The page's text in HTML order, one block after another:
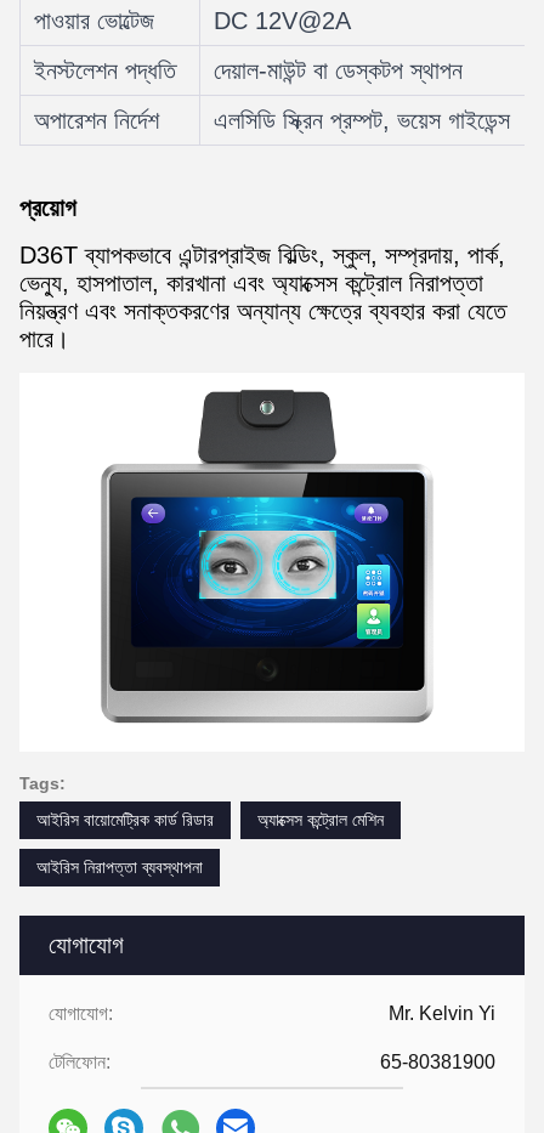
যোগাযোগ
যোগাযোগ: Mr. Kelvin Yi
টেলিফোন: 65-80381900
পাওয়ার ভোল্টেজ
DC 12V@2A
ইনস্টলেশন পদ্ধতি
দেয়াল-মাউন্ট বা ডেস্কটপ স্থাপন
অপারেশন নির্দেশ
এলসিডি স্ক্রিন প্রম্পট, ভয়েস গাইডেন্স
প্রয়োগ
D36T ব্যাপকভাবে এন্টারপ্রাইজ বিল্ডিং, স্কুল, সম্প্রদায়, পার্ক,
ভেন্যু, হাসপাতাল, কারখানা এবং অ্যাক্সেস কন্ট্রোল নিরাপত্তা
নিয়ন্ত্রণ এবং সনাক্তকরণের অন্যান্য ক্ষেত্রে ব্যবহার করা যেতে
পারে।
Tags:
আইরিস বায়োমেট্রিক কার্ড রিডার
অ্যাক্সেস কন্ট্রোল মেশিন
আইরিস নিরাপত্তা ব্যবস্থাপনা